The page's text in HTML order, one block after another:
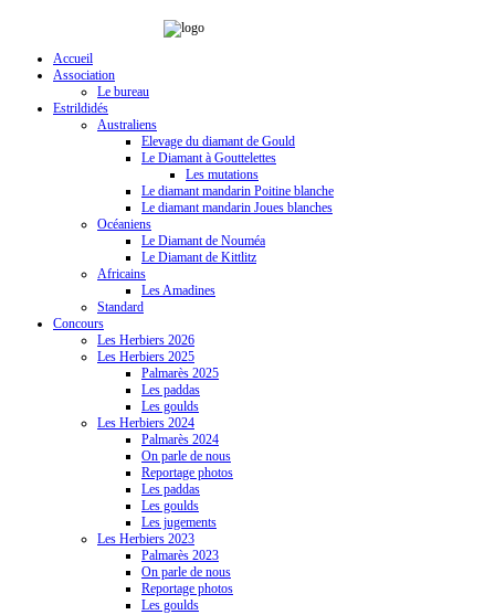
Accueil
Association
Le bureau
Estrildidés
Australiens
Elevage du diamant de Gould
Le Diamant à Gouttelettes
Les mutations
Le diamant mandarin Poitine blanche
Le diamant mandarin Joues blanches
Océaniens
Le Diamant de Nouméa
Le Diamant de Kittlitz
Africains
Les Amadines
Standard
Concours
Les Herbiers 2026
Les Herbiers 2025
Palmarès 2025
Les paddas
Les goulds
Les Herbiers 2024
Palmarès 2024
On parle de nous
Reportage photos
Les paddas
Les goulds
Les jugements
Les Herbiers 2023
Palmarès 2023
On parle de nous
Reportage photos
Les goulds